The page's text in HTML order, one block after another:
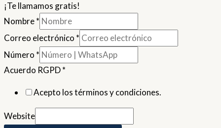
¡Te llamamos gratis!
Nombre*
Correo electrónico *
Número *
Acuerdo RGPD*
Acepto los términos y condiciones.
Website